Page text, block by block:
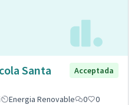
Santa
Acceptada
Energia Renovable 0 0